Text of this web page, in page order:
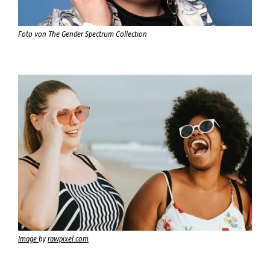
Foto von The Gender Spectrum Collection
Image by rawpixel.com